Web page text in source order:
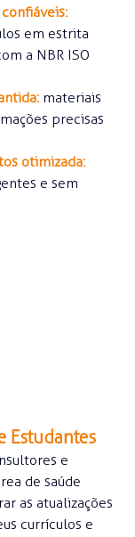
em estrita
a NBR ISO
materiais
precisas
otimizada:
e sem
Estudantes
e
de saúde
as atualizações
currículos e